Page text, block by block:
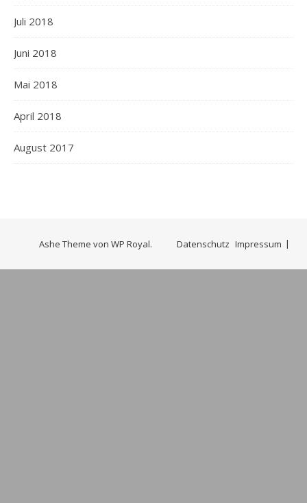
Juli 2018
Juni 2018
Mai 2018
April 2018
August 2017
Datenschutz Impressum
Ashe Theme von WP Royal.